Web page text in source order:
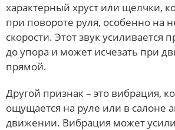
характерный хруст или щелчки,
при повороте руля, особенно на
скорости. Этот звук усиливается
до упора и может исчезать при
прямой.
Другой признак – это вибрация,
ощущается на руле или в салоне
движении. Вибрация может